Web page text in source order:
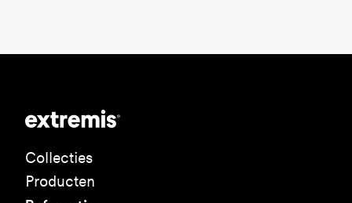
Collecties
Producten